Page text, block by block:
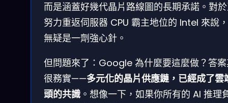
而是涵蓋好幾代晶片路線圖的長期承諾。對
努力重返伺服器 CPU 霸主地位的 Intel 來說
無疑是一劑強心針。
但問題來了：Google 為什麼要這麼做？答
很務實——多元化的晶片供應鏈，已經成了雲
頭的共識 。想像一下，如果你所有的 AI 推理